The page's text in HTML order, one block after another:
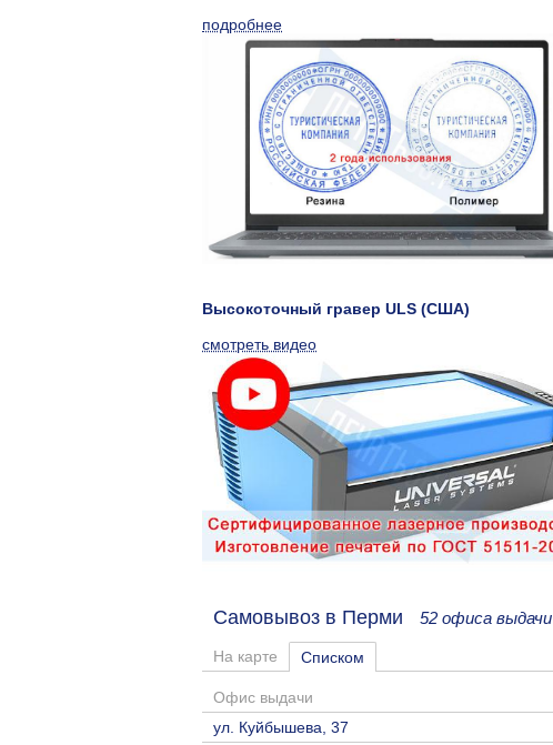
подробнее
Высокоточный гравер ULS (США)
смотреть видео
Самовывоз в Перми 52 офиса выдачи
На карте Списком
Офис выдачи
ул. Куйбышева, 37